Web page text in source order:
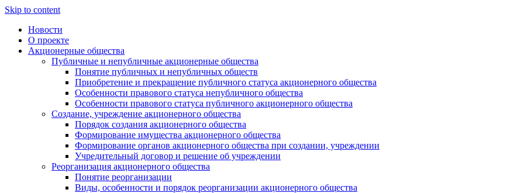
Skip to content
Новости
О проекте
Акционерные общества
Публичные и непубличные акционерные общества
Понятие публичных и непубличных обществ
Приобретение и прекращение публичного статуса акционерного общества
Особенности правового статуса непубличного общества
Особенности правового статуса публичного акционерного общества
Создание, учреждение акционерного общества
Порядок создания акционерного общества
Формирование имущества акционерного общества
Формирование органов акционерного общества при создании, учреждении
Учредительный договор и решение об учреждении
Реорганизация акционерного общества
Понятие реорганизации
Виды, особенности и порядок реорганизации акционерного общества